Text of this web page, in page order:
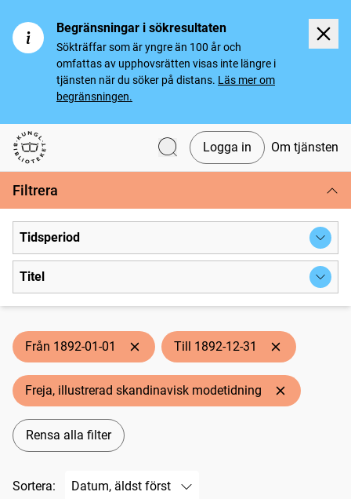
Begränsningar i sökresultaten
Sökträffar som är yngre än 100 år och
omfattas av upphovsrätten visas inte längre i
tjänsten när du söker på distans. Läs mer om
begränsningen.
Svenska tidningar
Logga in Om tjänsten
Filtrera
Tidsperiod
Titel
Från 1892-01-01 Till 1892-12-31
Freja, illustrerad skandinavisk modetidning
Rensa alla filter
Sortera: